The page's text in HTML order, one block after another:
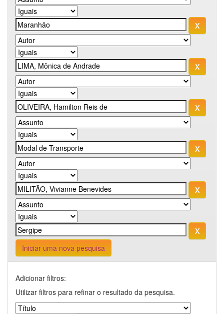
Iniciar uma nova pesquisa
Adicionar filtros:
Utilizar filtros para refinar o resultado da pesquisa.